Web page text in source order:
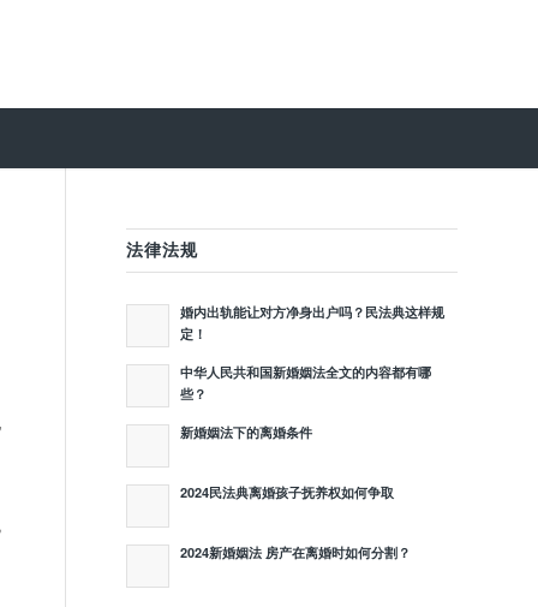
法律法规
婚内出轨能让对方净身出户吗？民法典这样规
定！
中华人民共和国新婚姻法全文的内容都有哪
些？
新婚姻法下的离婚条件
2024民法典离婚孩子抚养权如何争取
2024新婚姻法 房产在离婚时如何分割？